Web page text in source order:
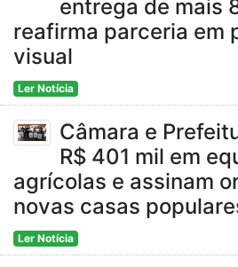
entrega de mais
reafirma parceria em
visual
Ler Notícia
Câmara e
R$ 401 mil em
agrícolas e assinam
novas casas
Ler Notícia